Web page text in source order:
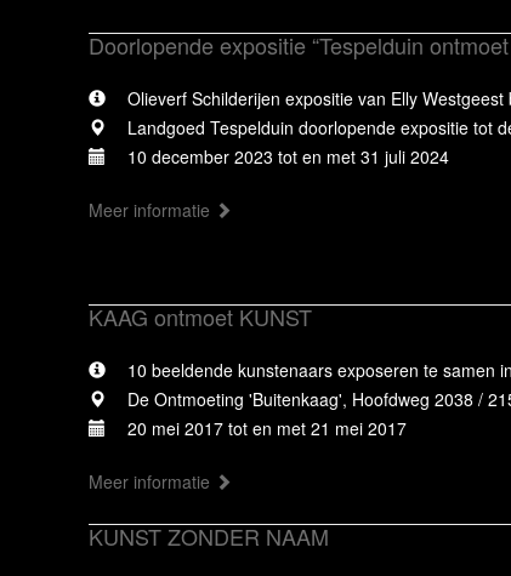
Doorlopende expositie “Tespelduin
Olieverf Schilderijen expositie van Elly
Landgoed Tespelduin doorlopende expositie tot
10 december 2023 tot en met 31 juli 2024
Meer informatie
KAAG ontmoet KUNST
10 beeldende kunstenaars exposeren te samen
De Ontmoeting 'Buitenkaag', Hoofdweg 2038 /
20 mei 2017 tot en met 21 mei 2017
Meer informatie
KUNST ZONDER NAAM